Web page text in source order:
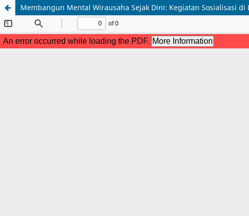
Membangun Mental Wirausaha Sejak Dini: Kegiatan Sosialisasi di